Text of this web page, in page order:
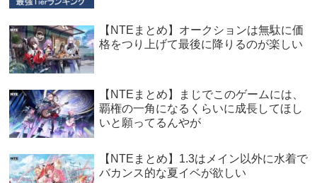
【NTEまとめ】オークションは無駄に価
格をつり上げて最後に降りるのが楽しい
【NTEまとめ】まじでこのゲームには、
覇権の一角になるくらいに成長してほし
いと願ってるんやが
【NTEまとめ】1.3はメイン以外に水着で
バカンス的な夏イベが欲しい